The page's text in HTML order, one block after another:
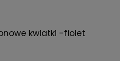
kwiatki -fiolet